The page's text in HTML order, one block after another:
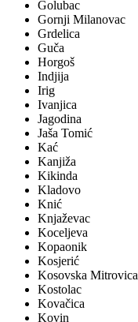
Golubac
Gornji Milanovac
Grdelica
Guča
Horgoš
Indjija
Irig
Ivanjica
Jagodina
Jaša Tomić
Kać
Kanjiža
Kikinda
Kladovo
Knić
Knjaževac
Koceljeva
Kopaonik
Kosjerić
Kosovska Mitrovica
Kostolac
Kovačica
Kovin